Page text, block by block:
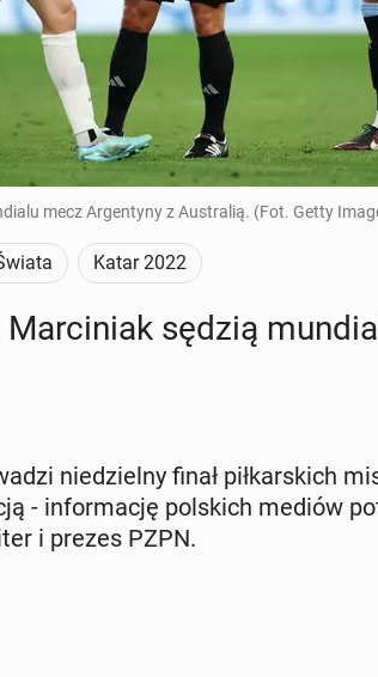
mecz Argentyny z Australią. (Fot. Getty
Katar 2022
sędzią
nie­dziel­ny finał pił­kar­skich
- in­for­ma­cję pol­skich mediów
i prezes PZPN.